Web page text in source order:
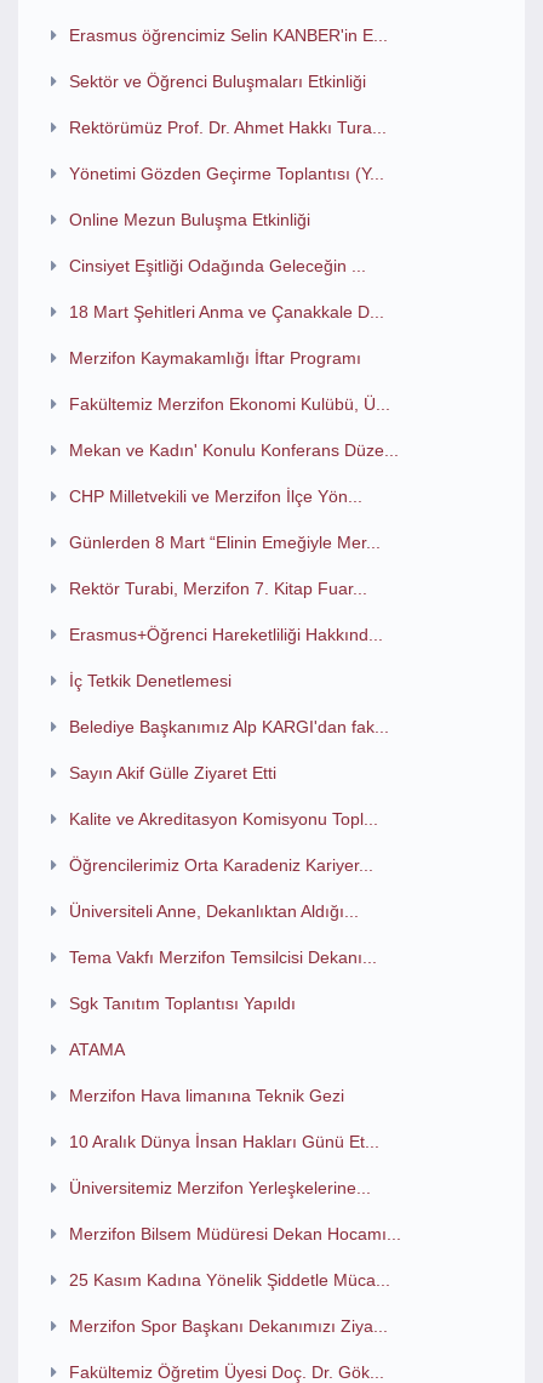
Erasmus öğrencimiz Selin KANBER'in E...
Sektör ve Öğrenci Buluşmaları Etkinliği
Rektörümüz Prof. Dr. Ahmet Hakkı Tura...
Yönetimi Gözden Geçirme Toplantısı (Y...
Online Mezun Buluşma Etkinliği
Cinsiyet Eşitliği Odağında Geleceğin ...
18 Mart Şehitleri Anma ve Çanakkale D...
Merzifon Kaymakamlığı İftar Programı
Fakültemiz Merzifon Ekonomi Kulübü, Ü...
Mekan ve Kadın' Konulu Konferans Düze...
CHP Milletvekili ve Merzifon İlçe Yön...
Günlerden 8 Mart “Elinin Emeğiyle Mer...
Rektör Turabi, Merzifon 7. Kitap Fuar...
Erasmus+Öğrenci Hareketliliği Hakkınd...
İç Tetkik Denetlemesi
Belediye Başkanımız Alp KARGI'dan fak...
Sayın Akif Gülle Ziyaret Etti
Kalite ve Akreditasyon Komisyonu Topl...
Öğrencilerimiz Orta Karadeniz Kariyer...
Üniversiteli Anne, Dekanlıktan Aldığı...
Tema Vakfı Merzifon Temsilcisi Dekanı...
Sgk Tanıtım Toplantısı Yapıldı
ATAMA
Merzifon Hava limanına Teknik Gezi
10 Aralık Dünya İnsan Hakları Günü Et...
Üniversitemiz Merzifon Yerleşkelerine...
Merzifon Bilsem Müdüresi Dekan Hocamı...
25 Kasım Kadına Yönelik Şiddetle Müca...
Merzifon Spor Başkanı Dekanımızı Ziya...
Fakültemiz Öğretim Üyesi Doç. Dr. Gök...